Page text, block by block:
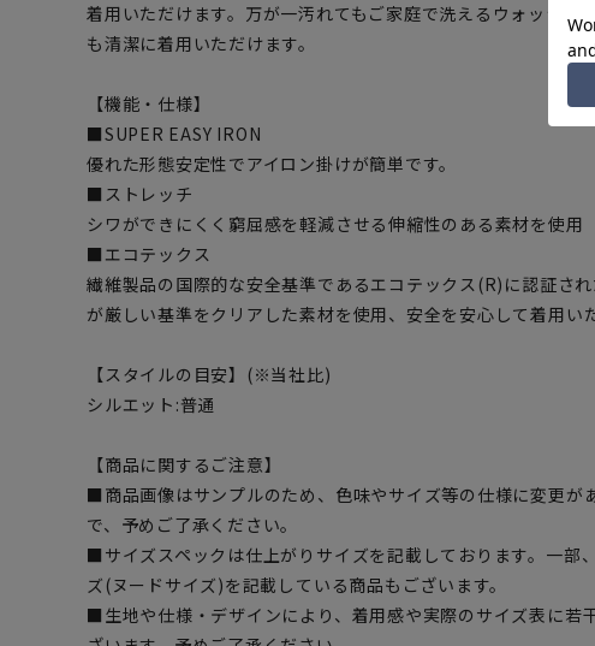
着用いただけます。万が一汚れてもご家庭で洗えるウォッシャ
も清潔に着用いただけます。
【機能・仕様】
■SUPER EASY IRON
優れた形態安定性でアイロン掛けが簡単です。
■ストレッチ
シワができにくく窮屈感を軽減させる伸縮性のある素材を使用
■エコテックス
繊維製品の国際的な安全基準であるエコテックス(R)に認証さ
が厳しい基準をクリアした素材を使用、安全を安心して着用い
【スタイルの目安】(※当社比)
シルエット:普通
【商品に関するご注意】
■商品画像はサンプルのため、色味やサイズ等の仕様に変更が
で、予めご了承ください。
■サイズスペックは仕上がりサイズを記載しております。一部
ズ(ヌードサイズ)を記載している商品もございます。
■生地や仕様・デザインにより、着用感や実際のサイズ表に若